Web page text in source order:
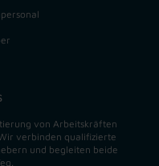
von Arbeitskräften
verbinden qualifizierte
und begleiten beide